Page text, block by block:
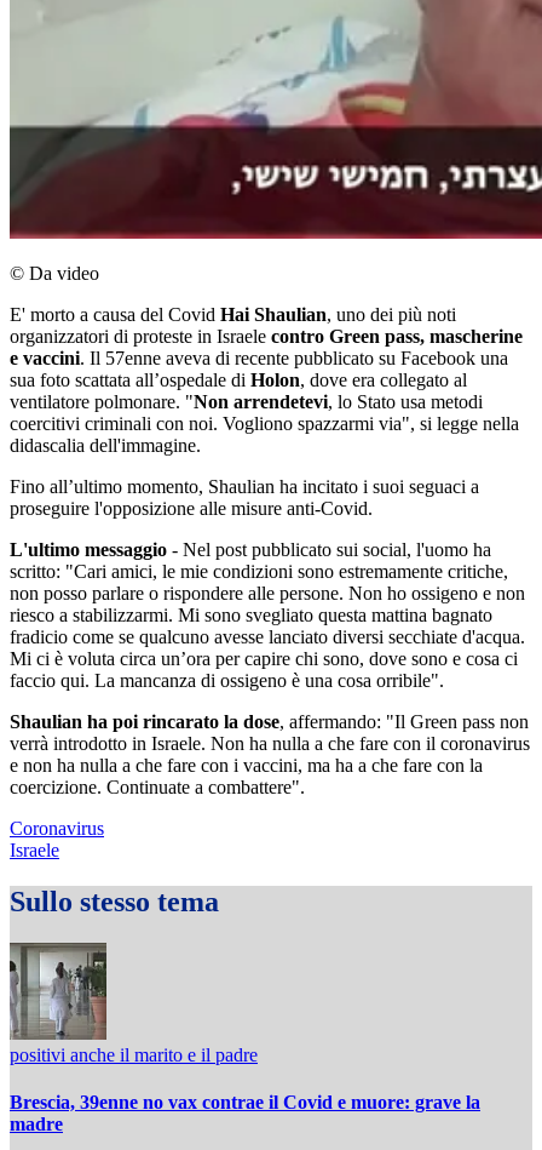
© Da video
E' morto a causa del Covid Hai Shaulian, uno dei più noti
organizzatori di proteste in Israele contro Green pass, mascherine
e vaccini. Il 57enne aveva di recente pubblicato su Facebook una
sua foto scattata all’ospedale di Holon, dove era collegato al
ventilatore polmonare. "Non arrendetevi, lo Stato usa metodi
coercitivi criminali con noi. Vogliono spazzarmi via", si legge nella
didascalia dell'immagine.
Fino all’ultimo momento, Shaulian ha incitato i suoi seguaci a
proseguire l'opposizione alle misure anti-Covid.
L'ultimo messaggio - Nel post pubblicato sui social, l'uomo ha
scritto: "Cari amici, le mie condizioni sono estremamente critiche,
non posso parlare o rispondere alle persone. Non ho ossigeno e non
riesco a stabilizzarmi. Mi sono svegliato questa mattina bagnato
fradicio come se qualcuno avesse lanciato diversi secchiate d'acqua.
Mi ci è voluta circa un’ora per capire chi sono, dove sono e cosa ci
faccio qui. La mancanza di ossigeno è una cosa orribile".
Shaulian ha poi rincarato la dose, affermando: "Il Green pass non
verrà introdotto in Israele. Non ha nulla a che fare con il coronavirus
e non ha nulla a che fare con i vaccini, ma ha a che fare con la
coercizione. Continuate a combattere".
Coronavirus
Israele
Sullo stesso tema
positivi anche il marito e il padre
Brescia, 39enne no vax contrae il Covid e muore: grave la
madre